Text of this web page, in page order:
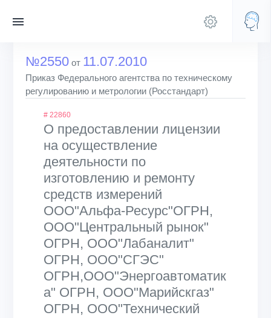
№2550 от 11.07.2010
Приказ Федерального агентства по техническому
регулированию и метрологии (Росстандарт)
# 22860
О предоставлении лицензии
на осуществление
деятельности по
изготовлению и ремонту
средств измерений
ООО"Альфа-Ресурс"ОГРН,
ООО"Центральный рынок"
ОГРН, ООО"Лабаналит"
ОГРН, ООО"СГЭС"
ОГРН,ООО"Энергоавтоматик
а" ОГРН, ООО"Марийскгаз"
ОГРН, ООО"Технический